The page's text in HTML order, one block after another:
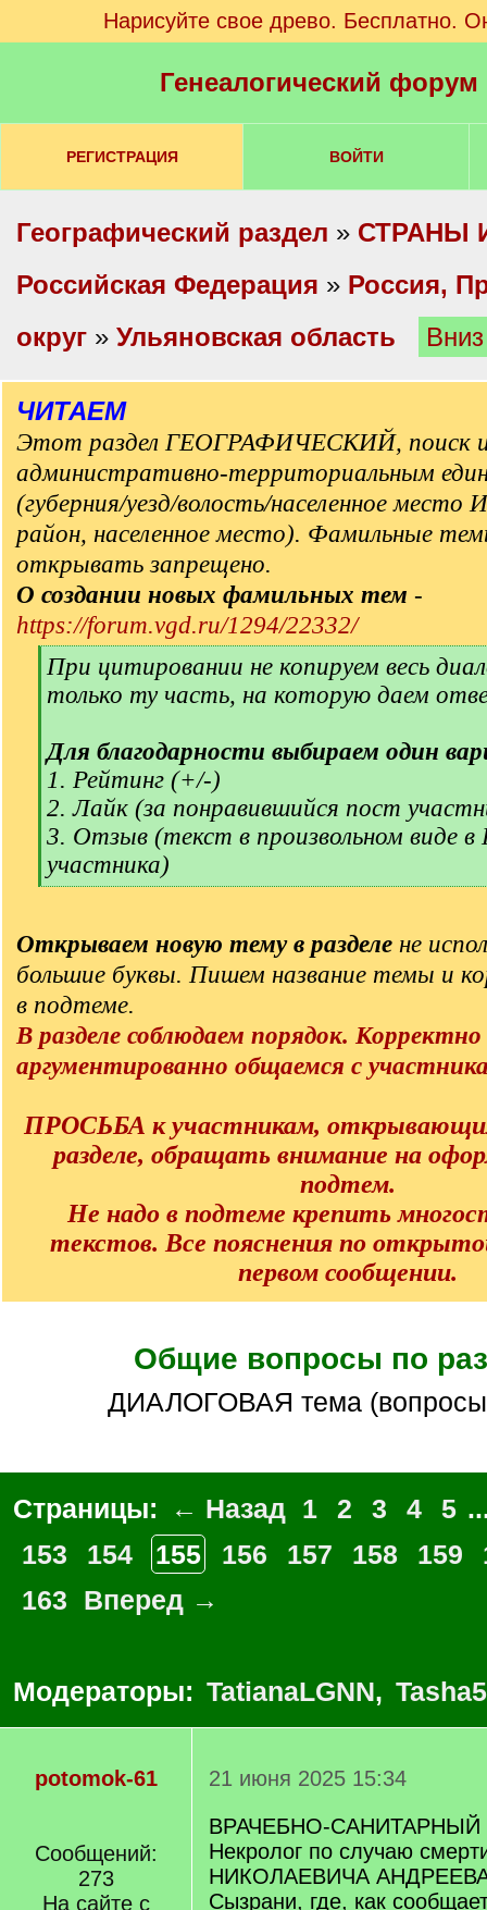
Нарисуйте свое древо. Бесплатно.
Генеалогический
РЕГИСТРАЦИЯ ВОЙТИ
Географический раздел » СТРАНЫ
Российская Федерация » Россия,
округ » Ульяновская область
ЧИТАЕМ
Этот раздел ГЕОГРАФИЧЕСКИЙ, поиск
административно-территориальным
(губерния/уезд/волость/населенное
район, населенное место). Фамильные
открывать запрещено.
О создании новых фамильных тем -
https://forum.vgd.ru/1294/22332/
[
q
]
При цитировании не копируем весь
только ту часть, на которую даем
Для благодарности выбираем один
1. Рейтинг (+/-)
2. Лайк (за понравившийся пост
3. Отзыв (текст в произвольном виде
участника)
[
]
Открываем новую тему в разделе не
большие буквы. Пишем название темы и
в подтеме.
В разделе соблюдаем порядок.
аргументированно общаемся с
ПРОСЬБА к участникам,
разделе, обращать внимание на
подтем.
Не надо в подтеме крепить
текстов. Все пояснения по
первом сообщении.
Общие вопросы по
ДИАЛОГОВАЯ тема
Страницы: ← Назад 1 2 3 4 5
153
154 155 156 157 158 159
163
Вперед →
Модераторы: TatianaLGNN,
potomok-61
Сообщений:
273
На сайте с
21 июня 2025 15:34
ВРАЧЕБНО-САНИТАРНЫЙ
Некролог по случаю
НИКОЛАЕВИЧА АНДРЕЕВА,
Сызрани, где, как